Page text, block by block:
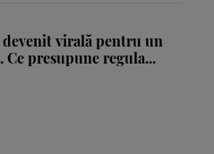
devenit virală pentru un
Ce presupune regula...